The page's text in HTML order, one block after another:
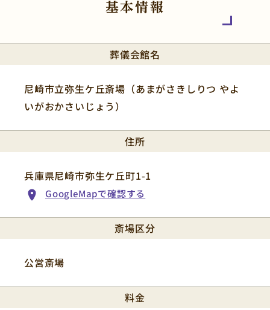
基本情報
葬儀会館名
尼崎市立弥生ケ丘斎場（あまがさきしりつ やよ
いがおかさいじょう）
住所
兵庫県尼崎市弥生ケ丘町1-1
GoogleMapで確認する
斎場区分
公営斎場
料金